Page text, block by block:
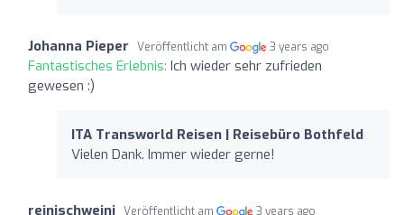
Johanna Pieper Veröffentlicht am 3 years ago
Fantastisches Erlebnis: Ich wieder sehr zufrieden
gewesen :)
ITA Transworld Reisen | Reisebüro Bothfeld
Vielen Dank. Immer wieder gerne!
reinischweini Veröffentlicht am 3 years ago